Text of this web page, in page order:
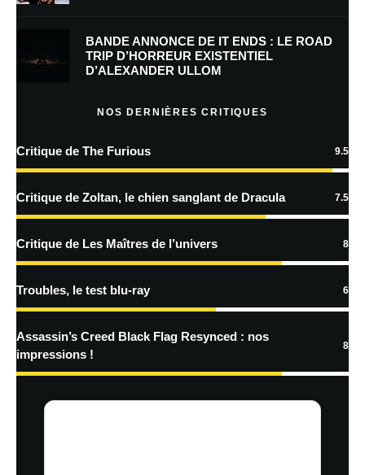
mon prochain commentaire.
Prévenez-moi de tous les nouveaux commentaires par e-mail.
En savoir
traitées
BANDE ANNONCE DE IT ENDS : LE ROAD
TRIP D’HORREUR EXISTENTIEL
D’ALEXANDER ULLOM
NOS DERNIÈRES CRITIQUES
Critique de The Furious 9.5
Critique de Zoltan, le chien sanglant de Dracula 7.5
Critique de Les Maîtres de l’univers 8
Troubles, le test blu-ray 6
Assassin’s Creed Black Flag Resynced : nos
impressions !
8